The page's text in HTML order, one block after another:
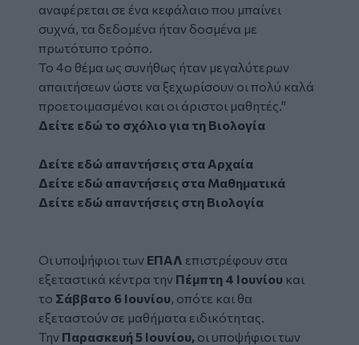
αναφέρεται σε ένα κεφάλαιο που μπαίνει
συχνά, τα δεδομένα ήταν δοσμένα με
πρωτότυπο τρόπο.
Το 4ο θέμα ως συνήθως ήταν μεγαλύτερων
απαιτήσεων ώστε να ξεχωρίσουν οι πολύ καλά
προετοιμασμένοι και οι άριστοι μαθητές."
Δείτε εδώ το σχόλιο για τη Βιολογία
Δείτε εδώ απαντήσεις στα Αρχαία
Δείτε εδώ απαντήσεις στα Μαθηματικά
Δείτε εδώ απαντήσεις στη Βιολογία
Οι υποψήφιοι των ΕΠΑΛ επιστρέφουν στα
εξεταστικά κέντρα την Πέμπτη 4 Ιουνίου και
το Σάββατο 6 Ιουνίου, οπότε και θα
εξεταστούν σε μαθήματα ειδικότητας.
Την Παρασκευή 5 Ιουνίου, οι υποψήφιοι των